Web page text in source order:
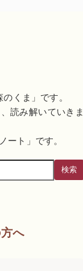
くま」です。
読み解いていき
ート」です。
検索
へ